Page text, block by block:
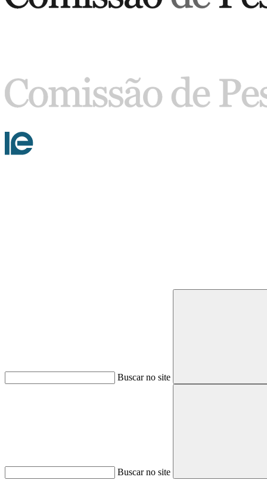
Buscar no site
Buscar no site